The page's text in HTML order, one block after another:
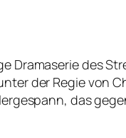
Dramaserie des
der Regie von
das